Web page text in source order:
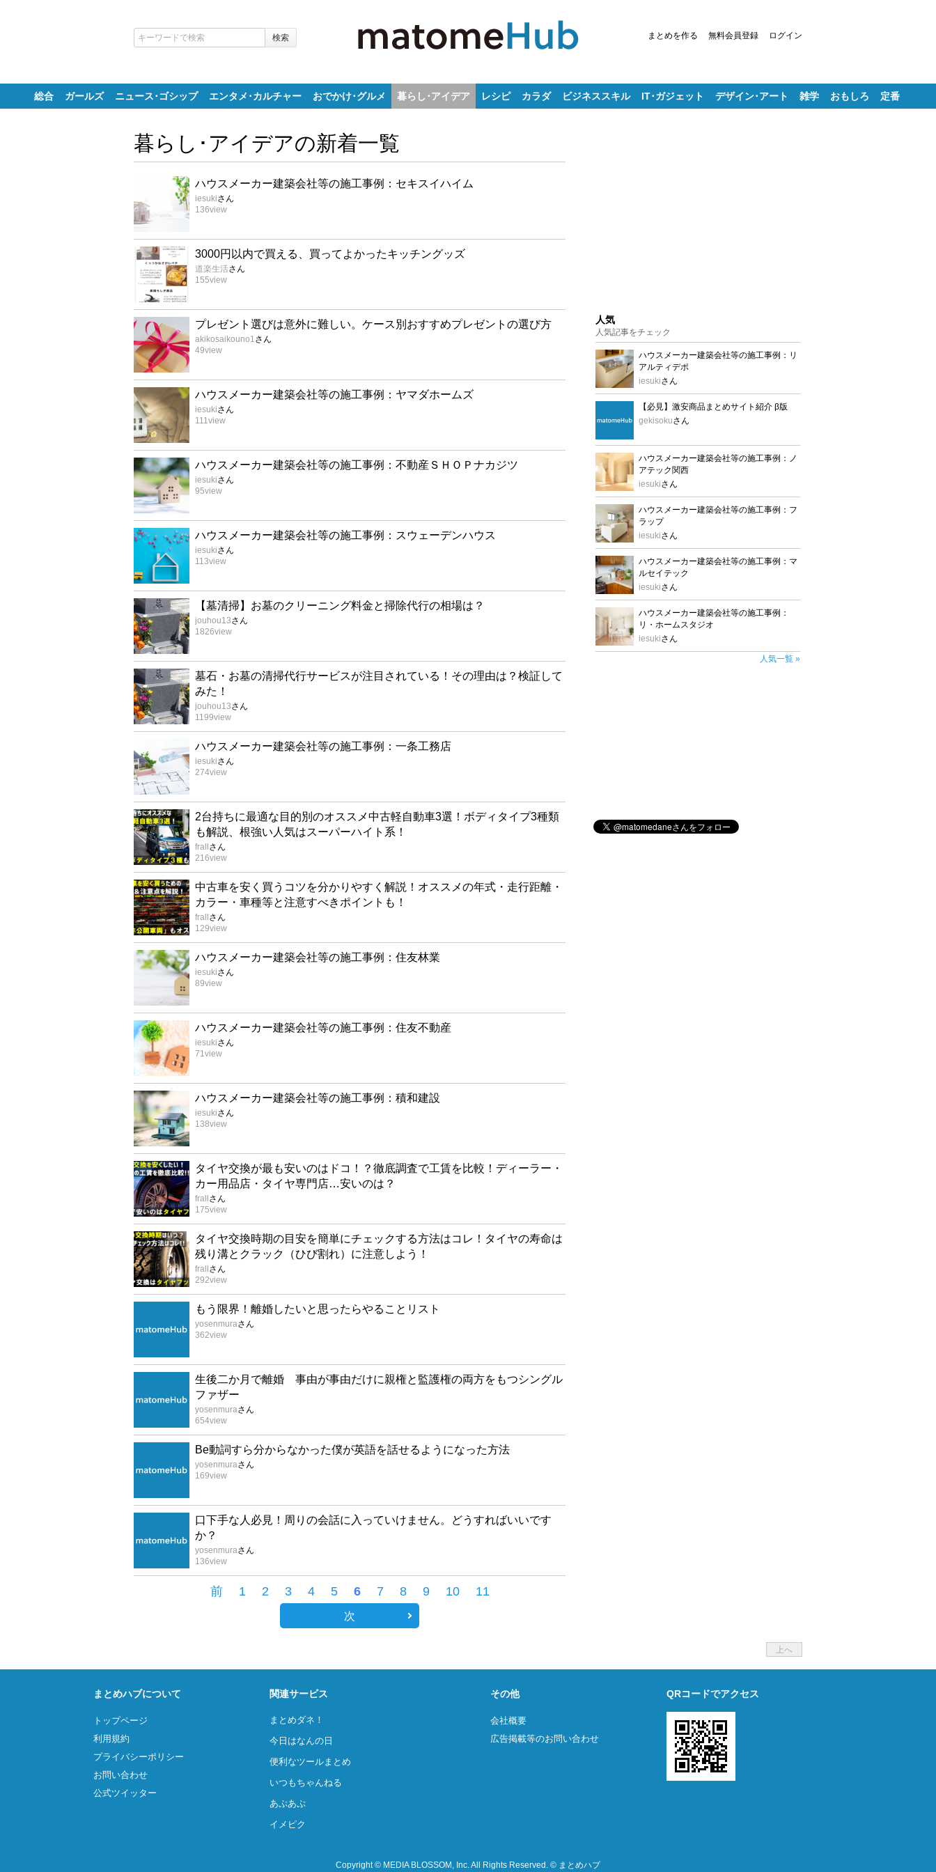
まとめを作る 無料会員登録 ログイン
総合 ガールズ ニュース･ゴシップ エンタメ･カルチャー おでかけ･グルメ 暮らし･アイデア レシピ カラダ ビジネススキル IT･ガジェット デザイン･アート 雑学 おもしろ 定番
暮らし･アイデアの新着一覧
ハウスメーカー建築会社等の施工事例：セキスイハイム
iesukiさん
136view
3000円以内で買える、買ってよかったキッチングッズ
道楽生活さん
155view
プレゼント選びは意外に難しい。ケース別おすすめプレゼントの選び方
akikosaikouno1さん
49view
ハウスメーカー建築会社等の施工事例：ヤマダホームズ
iesukiさん
111view
ハウスメーカー建築会社等の施工事例：不動産ＳＨＯＰナカジツ
iesukiさん
95view
ハウスメーカー建築会社等の施工事例：スウェーデンハウス
iesukiさん
113view
【墓清掃】お墓のクリーニング料金と掃除代行の相場は？
jouhou13さん
1826view
墓石・お墓の清掃代行サービスが注目されている！その理由は？検証して
みた！
jouhou13さん
1199view
ハウスメーカー建築会社等の施工事例：一条工務店
iesukiさん
274view
2台持ちに最適な目的別のオススメ中古軽自動車3選！ボディタイプ3種類
も解説、根強い人気はスーパーハイト系！
frall さん
216view
中古車を安く買うコツを分かりやすく解説！オススメの年式・走行距離・
カラー・車種等と注意すべきポイントも！
frall さん
129view
ハウスメーカー建築会社等の施工事例：住友林業
iesukiさん
89view
ハウスメーカー建築会社等の施工事例：住友不動産
iesukiさん
71view
ハウスメーカー建築会社等の施工事例：積和建設
iesukiさん
138view
タイヤ交換が最も安いのはドコ！？徹底調査で工賃を比較！ディーラー・
カー用品店・タイヤ専門店…安いのは？
frall さん
175view
タイヤ交換時期の目安を簡単にチェックする方法はコレ！タイヤの寿命は
残り溝とクラック（ひび割れ）に注意しよう！
frall さん
292view
もう限界！離婚したいと思ったらやることリスト
yosenmuraさん
362view
生後二か月で離婚 事由が事由だけに親権と監護権の両方をもつシングル
ファザー
yosenmuraさん
654view
Be動詞すら分からなかった僕が英語を話せるようになった方法
yosenmuraさん
169view
口下手な人必見！周りの会話に入っていけません。どうすればいいです
か？
yosenmuraさん
136view
前 1 2 3 4 5 6 7 8 9 10 11
次
人気
人気記事をチェック
ハウスメーカー建築会社等の施工事例：リ
アルティデポ
iesukiさん
【必見】激安商品まとめサイト紹介 β版
gekisokuさん
ハウスメーカー建築会社等の施工事例：ノ
アテック関西
iesukiさん
ハウスメーカー建築会社等の施工事例：フ
ラップ
iesukiさん
ハウスメーカー建築会社等の施工事例：マ
ルセイテック
iesukiさん
ハウスメーカー建築会社等の施工事例：
リ・ホームスタジオ
iesukiさん
人気一覧 »
上へ
まとめハブについて
トップページ
利用規約
プライバシーポリシー
お問い合わせ
公式ツイッター
関連サービス
まとめダネ！
今日はなんの日
便利なツールまとめ
いつもちゃんねる
あぷあぷ
イメピク
その他
会社概要
広告掲載等のお問い合わせ
QRコードでアクセス
Copyright © MEDIA BLOSSOM, Inc. All Rights Reserved. © まとめハブ